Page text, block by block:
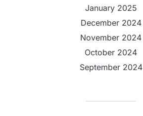
January 2025
December 2024
November 2024
October 2024
September 2024